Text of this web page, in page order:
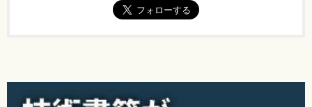
守衛室（20m2）：差動式スポット型感知器×1×1